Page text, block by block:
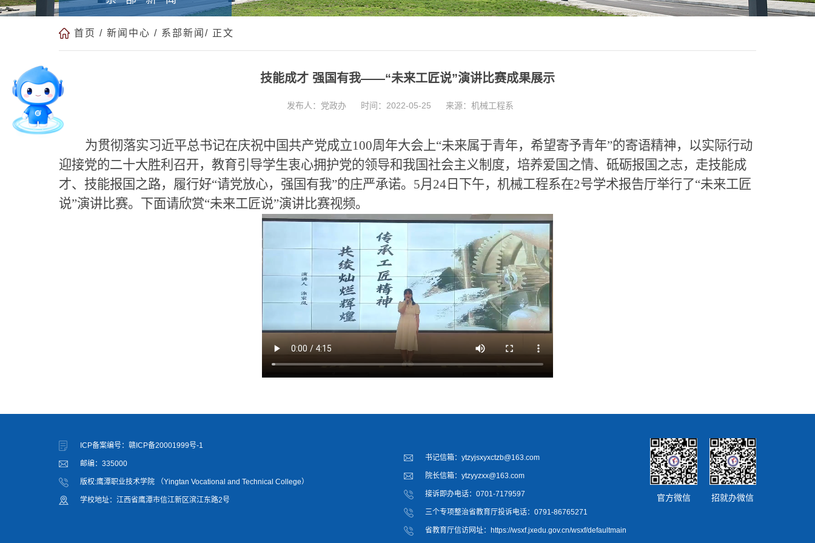
首页 / 新闻中心 / 系部新闻 / 正文
技能成才 强国有我——“未来工匠说”演讲比赛成果展示
发布人：党政办 时间：2022-05-25 来源：机械工程系
为贯彻落实习近平总书记在庆祝中国共产党成立100周年大会上“未来属于青年，希望寄予青年”的寄语精神，以实际行动
迎接党的二十大胜利召开，教育引导学生衷心拥护党的领导和我国社会主义制度，培养爱国之情、砥砺报国之志，走技能成
才、技能报国之路，履行好“请党放心，强国有我”的庄严承诺。5月24日下午，机械工程系在2号学术报告厅举行了“未来工匠
说”演讲比赛。下面请欣赏“未来工匠说”演讲比赛视频。
ICP备案编号：赣ICP备20001999号-1
邮编：335000
版权:鹰潭职业技术学院 （Yingtan Vocational and Technical College）
学校地址：江西省鹰潭市信江新区滨江东路2号
书记信箱：ytzyjsxyxctzb@163.com
院长信箱：ytzyyzxx@163.com
接诉即办电话：0701-7179597
三个专项整治省教育厅投诉电话：0791-86765271
省教育厅信访网址：https://wsxf.jxedu.gov.cn/wsxf/defaultmain
官方微信 招就办微信